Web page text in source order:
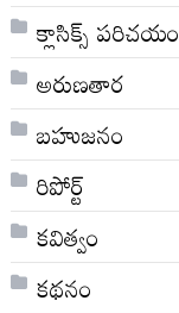
క్లాసిక్స్ ప‌రిచ‌యం
అరుణతార
బహుజనం
రిపోర్ట్
కవిత్వం
కథనం